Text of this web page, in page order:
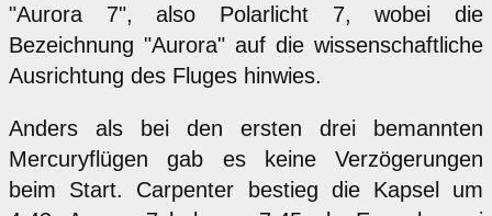
"Aurora 7", also Polarlicht 7, wobei die
Bezeichnung "Aurora" auf die wissenschaftliche
Ausrichtung des Fluges hinwies.
Anders als bei den ersten drei bemannten
Mercuryflügen gab es keine Verzögerungen
beim Start. Carpenter bestieg die Kapsel um